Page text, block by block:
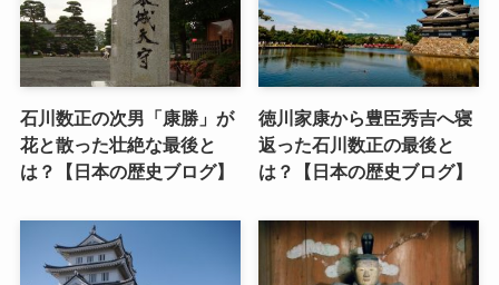
石川数正の次男「康勝」が
花と散った壮絶な最後と
は？【日本の歴史ブログ】
徳川家康から豊臣秀吉へ寝
返った石川数正の最後と
は？【日本の歴史ブログ】